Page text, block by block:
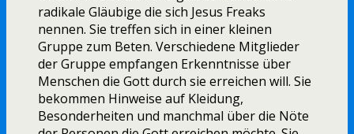
radikale Gläubige die sich Jesus Freaks
nennen. Sie treffen sich in einer kleinen
Gruppe zum Beten. Verschiedene Mitglieder
der Gruppe empfangen Erkenntnisse über
Menschen die Gott durch sie erreichen will. Sie
bekommen Hinweise auf Kleidung,
Besonderheiten und manchmal über die Nöte